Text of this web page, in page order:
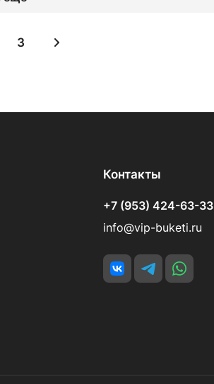
3
Контакты
+7 (953) 424-63-33
info@vip-buketi.ru